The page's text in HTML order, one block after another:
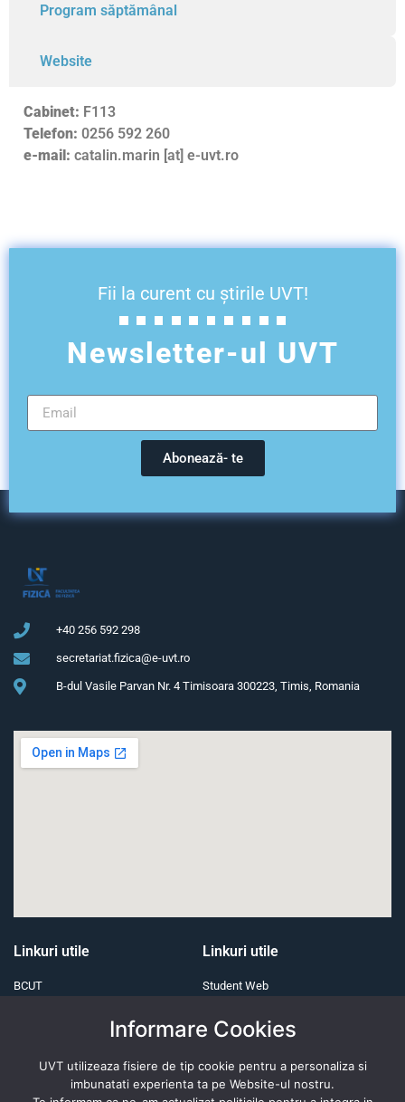
Program săptămânal
Website
Cabinet: F113
Telefon: 0256 592 260
e-mail: catalin.marin [at] e-uvt.ro
Fii la curent cu știrile UVT!
Newsletter-ul UVT
Abonează- te
+40 256 592 298
secretariat.fizica@e-uvt.ro
B-dul Vasile Parvan Nr. 4 Timisoara 300223, Timis, Romania
Linkuri utile
BCUT
Fundația UVT
Linkuri utile
Student Web
E-learning
Informare Cookies
UVT utilizeaza fisiere de tip cookie pentru a personaliza si
imbunatati experienta ta pe Website-ul nostru.